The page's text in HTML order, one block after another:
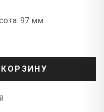
97 мм.